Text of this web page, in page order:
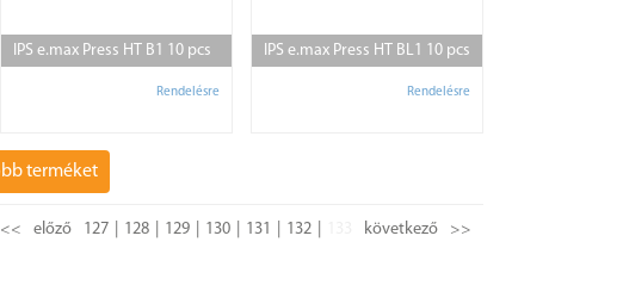
IPS e.max Press HT B1 10 pcs
Rendelésre
IPS e.max Press HT BL1 10 pcs
Rendelésre
terméket
<< előző 127 128 129 130 131 132 következő >>